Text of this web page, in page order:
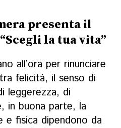
presenta il
la tua vita”
all’ora per rinunciare
felicità, il senso di
leggerezza, di
in buona parte, la
e fisica dipendono da